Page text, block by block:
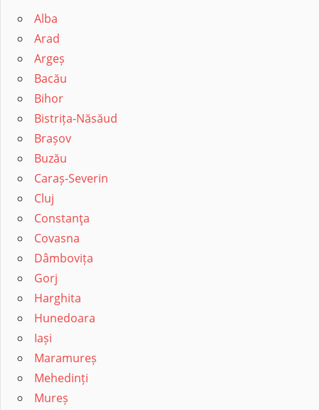
Alba
Arad
Argeș
Bacău
Bihor
Bistrița-Năsăud
Brașov
Buzău
Caraș-Severin
Cluj
Constanţa
Covasna
Dâmbovița
Gorj
Harghita
Hunedoara
Iași
Maramureș
Mehedinți
Mureș